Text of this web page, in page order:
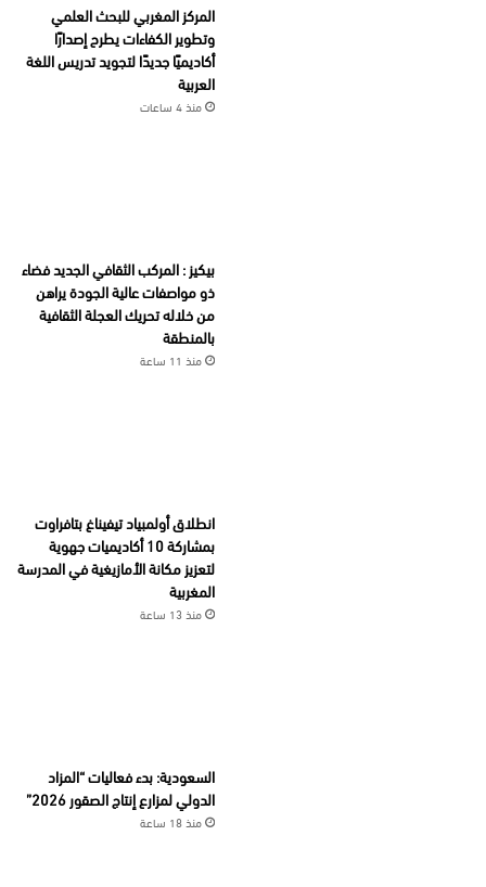
المركز المغربي للبحث العلمي
وتطوير الكفاءات يطرح إصدارًا
أكاديميًا جديدًا لتجويد تدريس اللغة
العربية
منذ 4 ساعات
بيكيز : المركب الثقافي الجديد فضاء
ذو مواصفات عالية الجودة يراهن
من خلاله تحريك العجلة الثقافية
بالمنطقة
منذ 11 ساعة
انطلاق أولمبياد تيفيناغ بتافراوت
بمشاركة 10 أكاديميات جهوية
لتعزيز مكانة الأمازيغية في المدرسة
المغربية
منذ 13 ساعة
السعودية: بدء فعاليات “المزاد
الدولي لمزارع إنتاج الصقور 2026”
منذ 18 ساعة